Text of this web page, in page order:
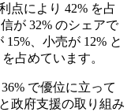
点により 42% を占
が 32% のシェアで
、小売が 12% と
占めています。
で優位に立って
政府支援の取り組み